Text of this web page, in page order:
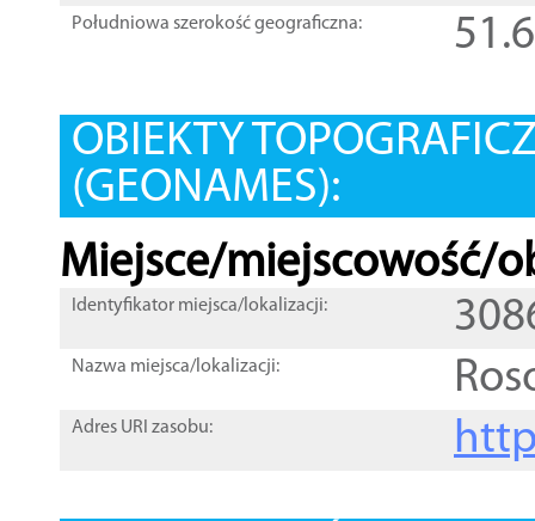
Południowa szerokość geograficzna:
OBIEKTY
(GEONAMES):
Miejsce/miejscowość/
Identyfikator miejsca/lokalizacji:
Nazwa miejsca/lokalizacji:
Adres URI zasobu: